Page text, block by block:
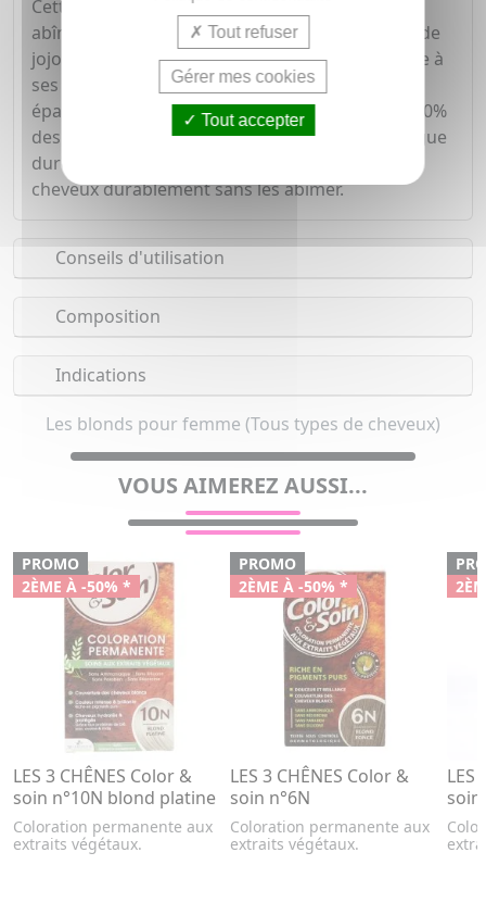
Cette coloration colore vos cheveux sans les
abîmer, avec son duo d'huiles précieuses (huile de
jojoba, monoï) et respecte le cuir chevelu ( grâce à
ses actifs apaisants: extrait décorce de jujubier,
épaline) et la fibre capillaire tout en couvrant 100%
des cheveux blancs et en offrant une tenue longue
durée. La coloration parfaite pour colorer vos
cheveux durablement sans les abîmer.
Conseils d'utilisation
Composition
Indications
Les blonds pour femme (Tous types de cheveux)
VOUS AIMEREZ AUSSI...
PROMO
2ÈME À -50% *
LES 3 CHÊNES Color &
soin n°10N blond platine
Coloration permanente aux
extraits végétaux.
PROMO
2ÈME À -50% *
LES 3 CHÊNES Color &
soin n°6N
Coloration permanente aux
extraits végétaux.
LES
soin
Tout refuser
Gérer mes cookies
Tout accepter